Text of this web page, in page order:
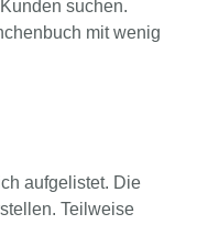
suchen.
mit wenig
aufgelistet. Die
Teilweise